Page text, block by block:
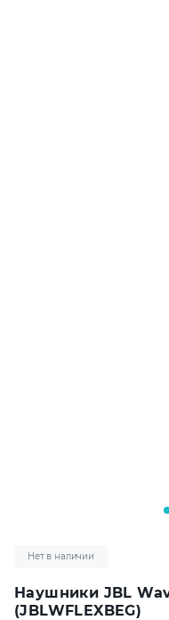
Наушники JBL
(JBLWFLEXBEG)
Нет в наличии